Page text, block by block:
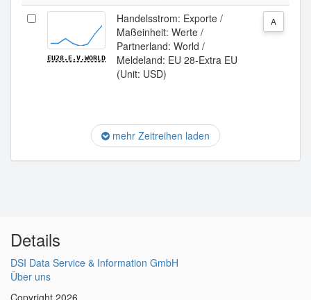
EU28.E.V.WORLD
Handelsstrom: Exporte /
Maßeinheit: Werte /
Partnerland: World /
Meldeland: EU 28-Extra EU
(Unit: USD)
A
mehr Zeitreihen laden
Details
DSI Data Service & Information GmbH
Über uns
Copyright 2026